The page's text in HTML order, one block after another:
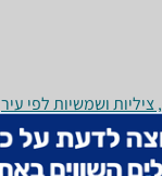
ציליות ושמשיות לפי עיר